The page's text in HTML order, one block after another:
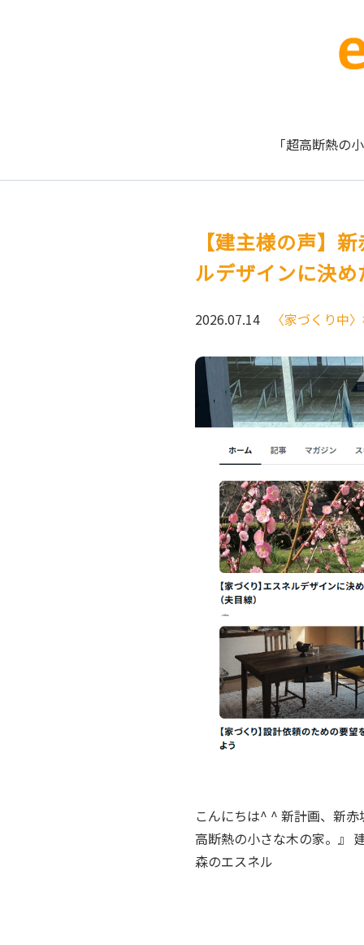
「超高断熱の
【建主様の声】
ルデザインに決
2026.07.14 〈家づくり中
こんにちは^ ^ 新計画、新
高断熱の小さな木の家。』
森のエスネル